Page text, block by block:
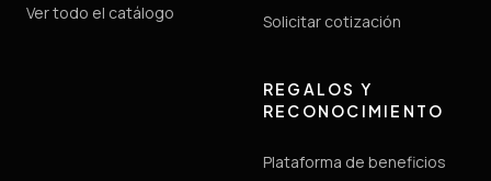
Ver todo el catálogo Solicitar cotización
REGALOS Y
RECONOCIMIENTO
Plataforma de beneficios